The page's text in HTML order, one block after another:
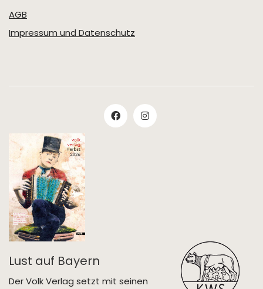
AGB
Impressum und Datenschutz
Lust auf Bayern
Der Volk Verlag setzt mit seinen